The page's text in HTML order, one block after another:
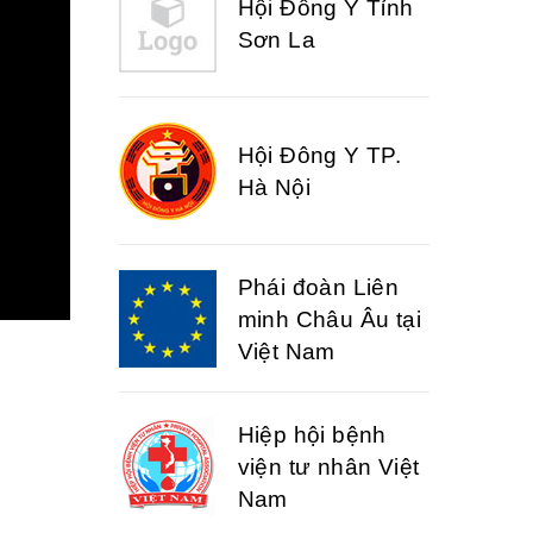
Hội Đông Y Tỉnh
Sơn La
Hội Đông Y TP.
Hà Nội
Phái đoàn Liên
minh Châu Âu tại
Việt Nam
Hiệp hội bệnh
viện tư nhân Việt
Nam